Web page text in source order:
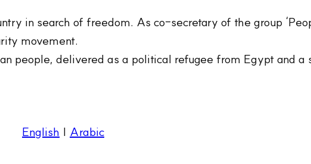
in search of freedom. As co-secretary of the group
movement.
people, delivered as a political refugee from Egypt and a
English | Arabic